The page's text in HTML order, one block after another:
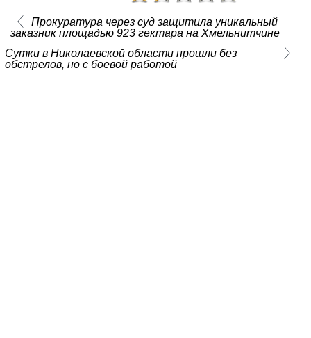
Прокуратура через суд защитила уникальный
заказник площадью 923 гектара на Хмельнитчине
Сутки в Николаевской области прошли без
обстрелов, но с боевой работой